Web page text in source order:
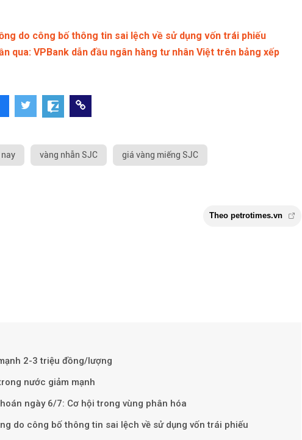
do công bố thông tin sai lệch về sử dụng vốn trái phiếu
qua: VPBank dẫn đầu ngân hàng tư nhân Việt trên bảng xếp
vàng nhẫn SJC giá vàng miếng SJC
2-3 triệu đồng/lượng
nước giảm mạnh
ngày 6/7: Cơ hội trong vùng phân hóa
do công bố thông tin sai lệch về sử dụng vốn trái phiếu